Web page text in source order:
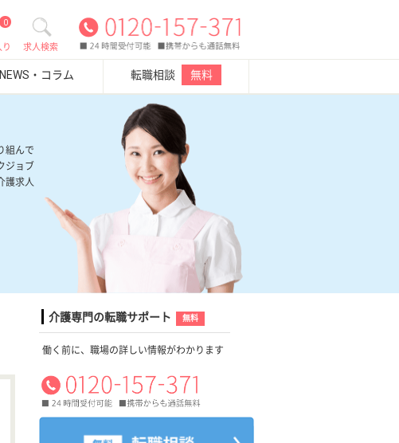
求人検索
0
・コラム 転職相談 無料
組んで
ジョブ
護求人
介護専門の転職サポート 無料
働く前に、職場の詳しい情報がわかります